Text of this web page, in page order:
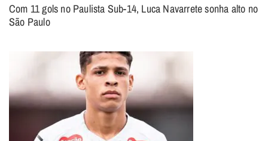
Com 11 gols no Paulista Sub-14, Luca Navarrete sonha alto no
São Paulo